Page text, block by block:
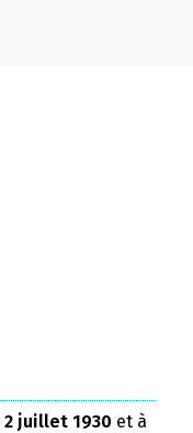
2 juillet 1930 et à